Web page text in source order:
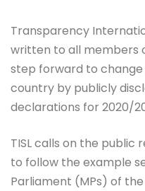
Transparency
written to all members
step forward to
country by publicly
declarations for 2020/
TISL calls on the public
to follow the example
Parliament (MPs) of